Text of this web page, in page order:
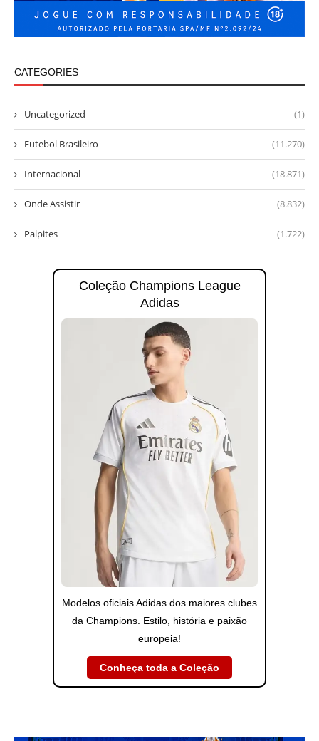
CATEGORIES
Uncategorized (1)
Futebol Brasileiro (11.270)
Internacional (18.871)
Onde Assistir (8.832)
Palpites (1.722)
Coleção Champions League
Adidas
Modelos oficiais Adidas dos maiores clubes
da Champions. Estilo, história e paixão
europeia!
Conheça toda a Coleção